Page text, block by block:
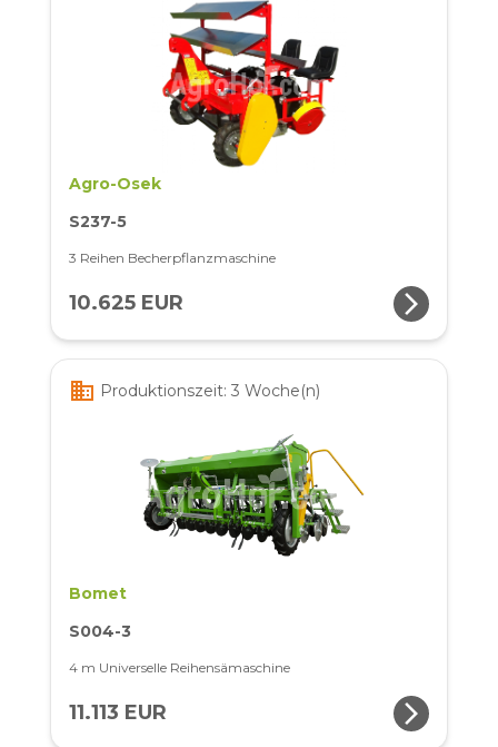
Agro-Osek
S237-5
3 Reihen Becherpflanzmaschine
10.625 EUR arrow_forward_ios
business Produktionszeit: 3 Woche(n)
Bomet
S004-3
4 m Universelle Reihensämaschine
11.113 EUR arrow_forward_ios